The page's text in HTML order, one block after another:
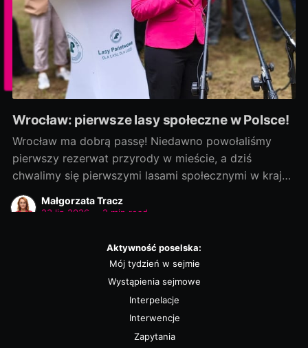
Wrocław: pierwsze lasy społeczne w Polsce!
Wrocław ma dobrą passę! Niedawno powołaliśmy
pierwszy rezerwat przyrody w mieście, a dziś
chwalimy się pierwszymi lasami społecznymi w kraju!
Rozmowy zaczęliśmy jako ostatni, a efekty
dowozimy jako pierwsi! Było to możliwe, bo nie
otwarte na dialog i kompromis — a to wszystko dla
Małgorzata Tracz
23 lip 2026 2 min read
Aktywność poselska:
Mój tydzień w sejmie
Wystąpienia sejmowe
Interpelacje
Interwencje
Zapytania